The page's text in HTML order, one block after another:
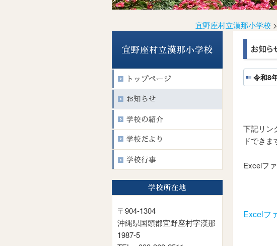
宜野座村立漢那小学校 >
〒904-1304
沖縄県国頭郡宜野座村字漢那
1987-5
令和8
下記リン
ドできま
Excelフ
Excelフ